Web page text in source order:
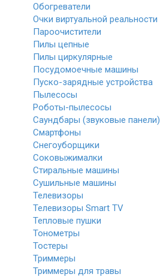
Обогреватели
Очки виртуальной реальности
Пароочистители
Пилы цепные
Пилы циркулярные
Посудомоечные машины
Пуско-зарядные устройства
Пылесосы
Роботы-пылесосы
Саундбары (звуковые панели)
Смартфоны
Снегоуборщики
Соковыжималки
Стиральные машины
Сушильные машины
Телевизоры
Телевизоры Smart TV
Тепловые пушки
Тонометры
Тостеры
Триммеры
Триммеры для травы